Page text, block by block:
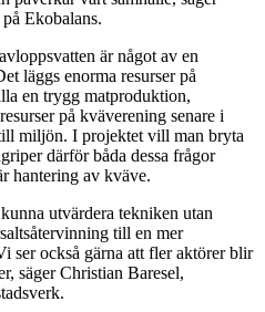
Ekobalans.
är något av en
läggs enorma resurser på
en trygg matproduktion,
på kväverening senare i
miljön. I projektet vill man bryta
därför båda dessa frågor
hantering av kväve.
utvärdera tekniken utan
till en mer
ser också gärna att fler aktörer blir
säger Christian Baresel,